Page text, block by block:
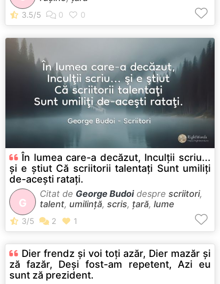
În lumea care-a decăzut, Inculţii scriu...
şi e ştiut Că scriitorii talentaţi Sunt umiliţi
de-aceşti rataţi.
G
Citat de George Budoi despre scriitori,
talent, umilință, scris, țară, lume
Dier frendz şi voi toţi azăr, Dier mazăr şi
ză fazăr, Deşi fost-am repetent, Azi eu
sunt ză prezident.